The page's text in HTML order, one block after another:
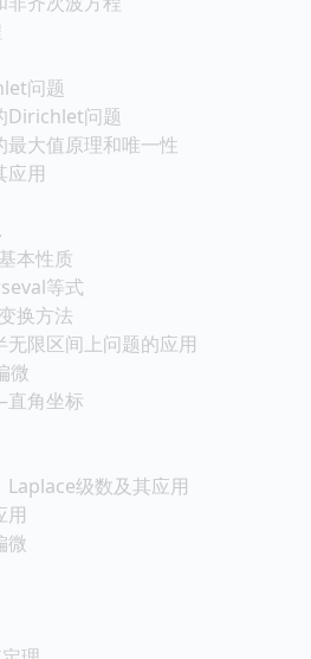
问题
Dirichlet问题
大值原理和唯一性
应用
本性质
等式
换方法
无限区间上问题的应用
微
角坐标
Laplace级数及其应用
用
微